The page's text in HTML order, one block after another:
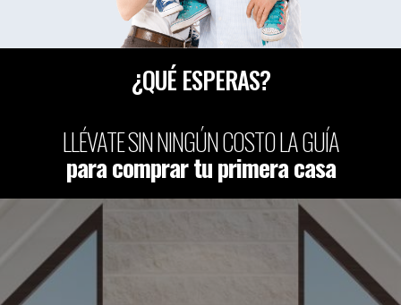
¿QUÉ ESPERAS?
LLÉVATE SIN NINGÚN COSTO LA GUÍA
para comprar tu primera casa